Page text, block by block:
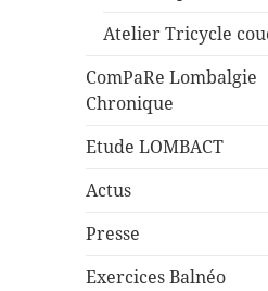
Atelier Tricycle
ComPaRe Lombalgie
Chronique
Etude LOMBACT
Actus
Presse
Exercices Balnéo